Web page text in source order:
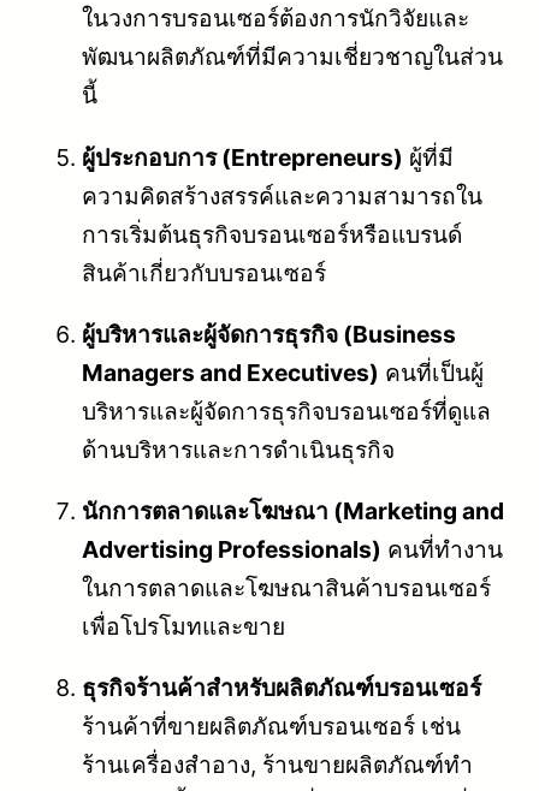
ในวงการบรอนเซอร์ต้องการนักวิจัยและ
พัฒนาผลิตภัณฑ์ที่มีความเชี่ยวชาญในส่วน
นี้
ผู้ประกอบการ (Entrepreneurs) ผู้ที่มี
ความคิดสร้างสรรค์และความสามารถใน
การเริ่มต้นธุรกิจบรอนเซอร์หรือแบรนด์
สินค้าเกี่ยวกับบรอนเซอร์
ผู้บริหารและผู้จัดการธุรกิจ (Business
Managers and Executives) คนที่เป็นผู้
บริหารและผู้จัดการธุรกิจบรอนเซอร์ที่ดูแล
ด้านบริหารและการดำเนินธุรกิจ
นักการตลาดและโฆษณา (Marketing and
Advertising Professionals) คนที่ทำงาน
ในการตลาดและโฆษณาสินค้าบรอนเซอร์
เพื่อโปรโมทและขาย
ธุรกิจร้านค้าสำหรับผลิตภัณฑ์บรอนเซอร์
ร้านค้าที่ขายผลิตภัณฑ์บรอนเซอร์ เช่น
ร้านเครื่องสำอาง, ร้านขายผลิตภัณฑ์ทำ